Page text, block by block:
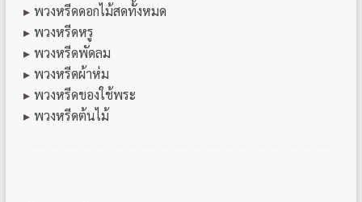
พวงหรีดดอกไม้สดทั้งหมด
พวงหรีดหรู
พวงหรีดพัดลม
พวงหรีดผ้าห่ม
พวงหรีดของใช้พระ
พวงหรีดต้นไม้